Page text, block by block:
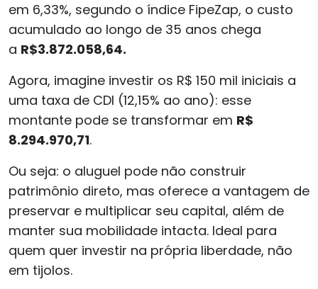
em 6,33%, segundo o índice FipeZap, o custo
acumulado ao longo de 35 anos chega
a R$3.872.058,64.
Agora, imagine investir os R$ 150 mil iniciais a
uma taxa de CDI (12,15% ao ano): esse
montante pode se transformar em R$
8.294.970,71.
Ou seja: o aluguel pode não construir
patrimônio direto, mas oferece a vantagem de
preservar e multiplicar seu capital, além de
manter sua mobilidade intacta. Ideal para
quem quer investir na própria liberdade, não
em tijolos.